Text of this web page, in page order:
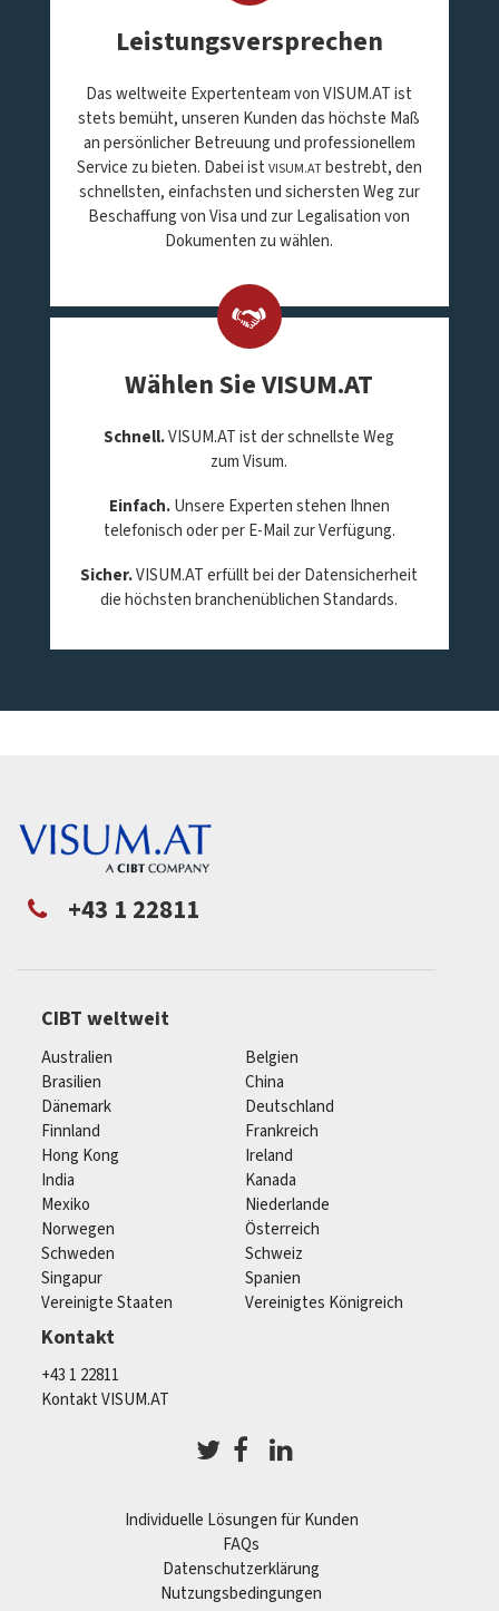
Leistungsversprechen
Das weltweite Expertenteam von VISUM.AT ist
stets bemüht, unseren Kunden das höchste Maß
an persönlicher Betreuung und professionellem
Service zu bieten. Dabei ist VISUM.ATbestrebt, den
schnellsten, einfachsten und sichersten Weg zur
Beschaffung von Visa und zur Legalisation von
Dokumenten zu wählen.
Wählen Sie VISUM.AT
Schnell.VISUM.AT ist der schnellste Weg
zum Visum.
Einfach.Unsere Experten stehen Ihnen
telefonisch oder per E-Mail zur Verfügung.
Sicher.VISUM.AT erfüllt bei der Datensicherheit
die höchsten branchenüblichen Standards.
+43 1 22811
CIBT weltweit
Australien
Belgien
Brasilien
China
Dänemark
Deutschland
Finnland
Frankreich
Hong Kong
Ireland
India
Kanada
Mexiko
Niederlande
Norwegen
Österreich
Schweden
Schweiz
Singapur
Spanien
Vereinigte Staaten
Vereinigtes Königreich
Kontakt
+43 1 22811
Kontakt VISUM.AT
Individuelle Lösungen für Kunden
FAQs
Datenschutzerklärung
Nutzungsbedingungen